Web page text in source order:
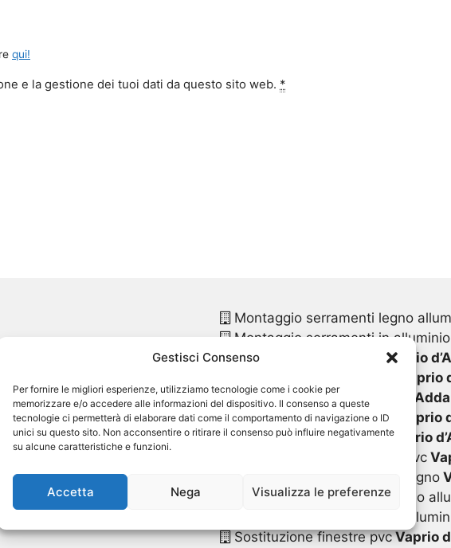
Gestisci Consenso
Per fornire le migliori esperienze, utilizziamo tecnologie come i cookie per
memorizzare e/o accedere alle informazioni del dispositivo. Il consenso a queste
tecnologie ci permetterà di elaborare dati come il comportamento di navigazione o ID
unici su questo sito. Non acconsentire o ritirare il consenso può influire negativamente
su alcune caratteristiche e funzioni.
Accetta Nega Visualizza le preferenze
qui!
e la gestione dei tuoi dati da questo sito web. *
Montaggio serramenti legno
Montaggio serramenti in alluminio
Montaggio finestre pvc
Vaprio
Vaprio
Sostituzione infissiVaprio d’Adda
Sostituzione infissi in pvc
Vaprio
Sostituzione serramentiVaprio
Sostituzione serramenti in pvc
Sostituzione serramenti in legno
Sostituzione serramenti legno
Sostituzione serramenti in
Sostituzione finestre pvcVaprio